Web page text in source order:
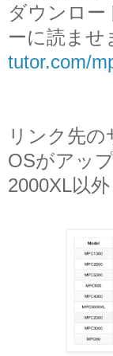
ダウンロー
ーに読ま
tutor.com/
リンク先
OSがアッ
2000XL以